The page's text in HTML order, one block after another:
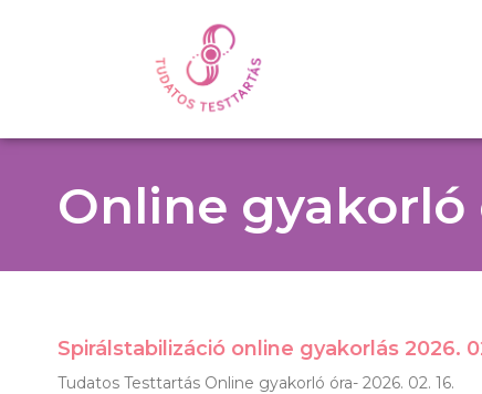
Online gyakorló
Spirálstabilizáció online gyakorlás 2026.
Tudatos Testtartás Online gyakorló óra- 2026. 02. 16.